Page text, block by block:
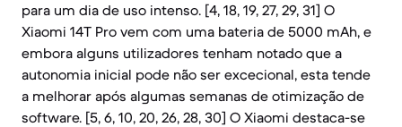
para um dia de uso intenso. [4, 18, 19, 27, 29, 31] O
Xiaomi 14T Pro vem com uma bateria de 5000 mAh, e
embora alguns utilizadores tenham notado que a
autonomia inicial pode não ser excecional, esta tende
a melhorar após algumas semanas de otimização de
software. [5, 6, 10, 20, 26, 28, 30] O Xiaomi destaca-se